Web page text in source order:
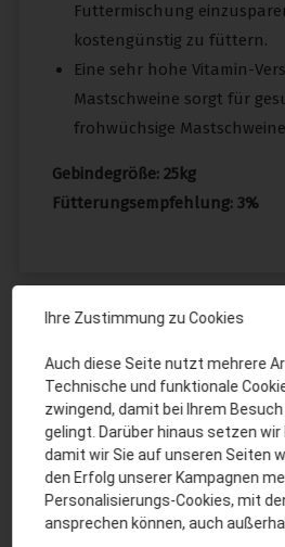
Futtermischung
kostengünstig zu füttern.
Eine sehr hohe Vitamin-
Mastschweine sorgt für
frohwüchsige
Gebindegröße: 25kg
Fütterungsempfehlung: 3%
fragen
Sprechen Sie uns an. Wir
beraten Sie gerne.
activepro@josera.de
+49 (0) 9371 940 174
Sie
Ihre Zustimmung zu Cookies
Auch diese Seite nutzt mehrere
Technische und funktionale
zwingend, damit bei Ihrem
gelingt. Darüber hinaus setzen
damit wir Sie auf unseren Seiten
den Erfolg unserer Kampagnen
Personalisierungs-Cookies, mit
ansprechen können, auch